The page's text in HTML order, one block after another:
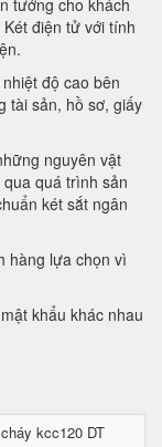
tưởng cho khách
điện tử với tính
độ cao bên
tài sản, hồ sơ, giấy
nguyên vật
quá trình sản
két sắt ngân
hàng lựa chọn vì
khẩu khác nhau
kcc120 DT